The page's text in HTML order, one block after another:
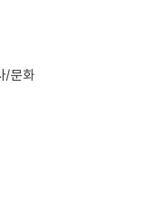
/문화